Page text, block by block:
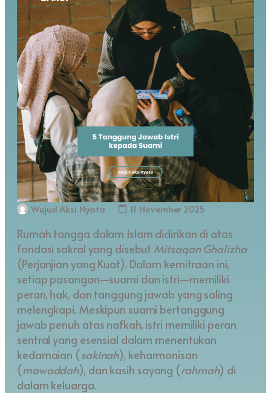
Wujud Aksi Nyata 11 November 2025
Rumah tangga dalam Islam didirikan di atas
fondasi sakral yang disebutMitsaqan Ghalizha
(Perjanjian yang Kuat). Dalam kemitraan ini,
setiap pasangan—suami dan istri—memiliki
peran, hak, dan tanggung jawab yang saling
melengkapi. Meskipun suami bertanggung
jawab penuh atas nafkah, istri memiliki peran
sentral yang esensial dalam menentukan
kedamaian (sakinah), keharmonisan
(mawaddah), dan kasih sayang (rahmah) di
dalam keluarga.